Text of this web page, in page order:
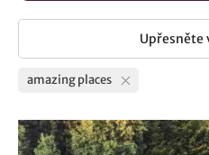
Upřesněte
amazing places